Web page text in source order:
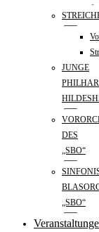
JUNGE
DES
„SBO“
„SBO“